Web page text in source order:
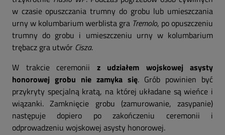
w czasie opuszczania trumny do grobu lub umieszczania
urny w kolumbarium werblista gra Tremolo, po opuszczeniu
trumny do grobu i umieszczeniu urny w kolumbarium
trębacz gra utwór Cisza.
W trakcie ceremonii z udziałem wojskowej asysty
honorowej grobu nie zamyka się. Grób powinien być
przykryty specjalną kratą, na której układane są wieńce i
wiązanki. Zamknięcie grobu (zamurowanie, zasypanie)
następuje dopiero po zakończeniu ceremonii i
odprowadzeniu wojskowej asysty honorowej.